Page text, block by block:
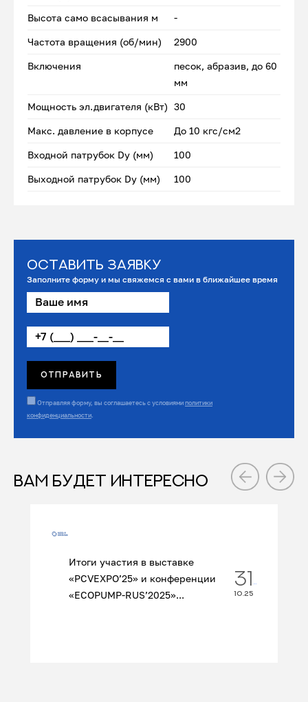
Высота само всасывания м -
Частота вращения (об/мин) 2900
Включения
песок, абразив, до 60
мм
Мощность эл.двигателя (кВт) 30
Макс. давление в корпусе До 10 кгс/см2
Входной патрубок Dу (мм) 100
Выходной патрубок Dу (мм) 100
Оставить заявку
Заполните форму и мы свяжемся с вами в ближайшее время
Отправляя форму, вы соглашаетесь с условиямиполитики
конфиденциальности.
ВАМ БУДЕТ ИНТЕРЕСНО
Итоги участия в выставке
«PCVEXPO’25» и конференции
«ECOPUMP‑RUS’2025»...
31
10.25